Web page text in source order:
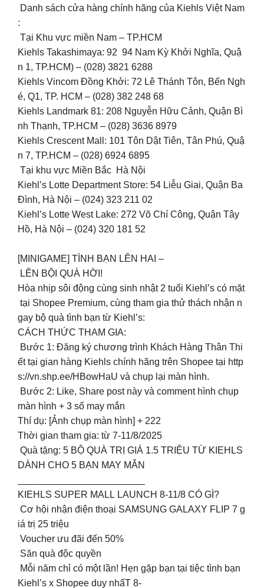
️ Danh sách cửa hàng chính hãng của Kiehls Việt Nam
:
Tại Khu vực miền Nam – TP.HCM
Kiehls Takashimaya: 92 94 Nam Kỳ Khởi Nghĩa, Quậ
n 1, TP.HCM) – (028) 3821 6288
Kiehls Vincom Đồng Khởi: 72 Lê Thánh Tôn, Bến Ngh
é, Q1, TP. HCM – (028) 382 248 68
Kiehls Landmark 81: 208 Nguyễn Hữu Cảnh, Quận Bì
nh Thạnh, TP.HCM – (028) 3636 8979
Kiehls Crescent Mall: 101 Tôn Dật Tiên, Tân Phú, Quậ
n 7, TP.HCM – (028) 6924 6895
Tại khu vực Miền Bắc Hà Nội
Kiehl’s Lotte Department Store: 54 Liễu Giai, Quận Ba
Đình, Hà Nội – (024) 323 211 02
Kiehl’s Lotte West Lake: 272 Võ Chí Công, Quận Tây
Hồ, Hà Nội – (024) 320 181 52
[MINIGAME] TÌNH BẠN LÊN HAI –
LÊN BỘI QUÀ HỜI!
Hòa nhịp sôi động cùng sinh nhật 2 tuổi Kiehl’s có mặt
tại Shopee Premium, cùng tham gia thử thách nhận n
gay bộ quà tình bạn từ Kiehl’s:
CÁCH THỨC THAM GIA:
Bước 1: Đăng ký chương trình Khách Hàng Thân Thi
ết tại gian hàng Kiehls chính hãng trên Shopee tại http
s://vn.shp.ee/HBowHaU và chụp lại màn hình.
Bước 2: Like, Share post này và comment hình chụp
màn hình + 3 số may mắn
Thí dụ: [Ảnh chụp màn hình] + 222
Thời gian tham gia: từ 7-11/8/2025
Quà tặng: 5 BỘ QUÀ TRỊ GIÁ 1.5 TRIỆU TỪ KIEHLS
DÀNH CHO 5 BẠN MAY MẮN
KIEHLS SUPER MALL LAUNCH 8-11/8 CÓ GÌ?
️ Cơ hội nhận điện thoại SAMSUNG GALAXY FLIP 7 g
iá trị 25 triệu
️ Voucher ưu đãi đến 50%
️ Săn quà độc quyền
Mỗi năm chỉ có một lần! Hẹn gặp bạn tại tiệc tình bạn
Kiehl’s x Shopee duy nhấT 8-